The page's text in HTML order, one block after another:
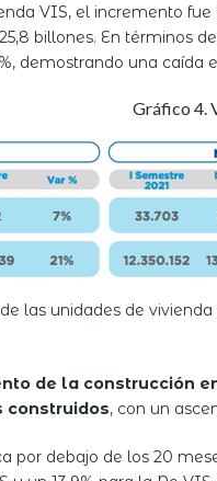
VIS, el incremento
billones. En términos
demostrando una caída
Gráfico 4.
las unidades de
de la construcción
construidos, con un
por debajo de los 20